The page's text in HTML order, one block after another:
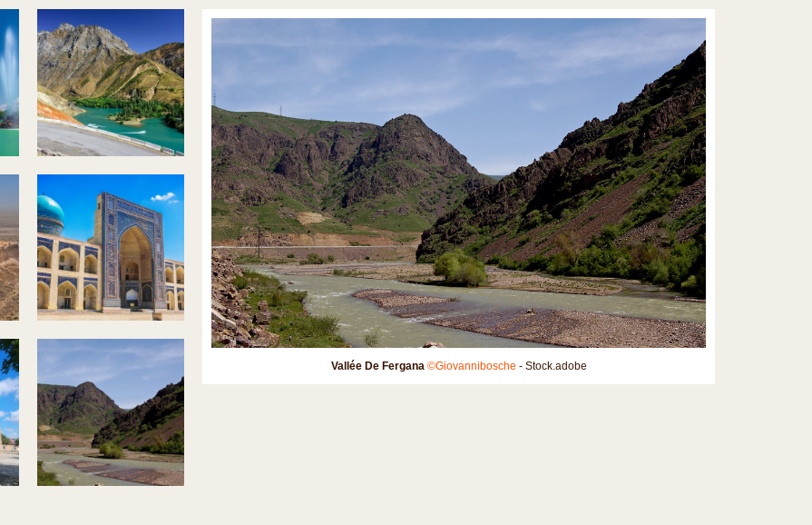
Vallée De Fergana ©Giovannibosche - Stock.adobe